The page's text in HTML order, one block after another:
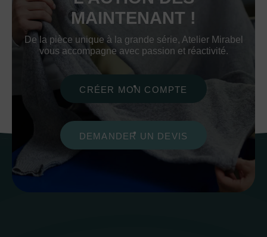
MAINTENANT !
De la pièce unique à la grande série, Atelier Mirabel
vous accompagne avec passion et réactivité.
CRÉER MON COMPTE
DEMANDER UN DEVIS